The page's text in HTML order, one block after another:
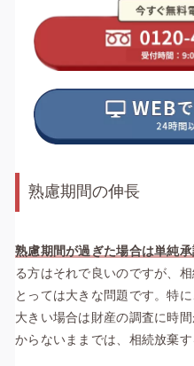
熟慮期間の伸長
熟慮期間が過ぎた場合は単純
る方はそれで良いのですが、
とっては大きな問題です。特
大きい場合は財産の調査に時
からないままでは、相続放棄